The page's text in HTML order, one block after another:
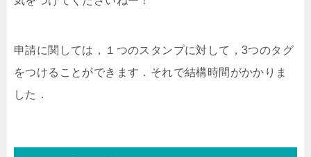
申請に関しては，１つのスタンプに対して，3つのタグ
をつけることができます．それで結構時間がかかりま
した．